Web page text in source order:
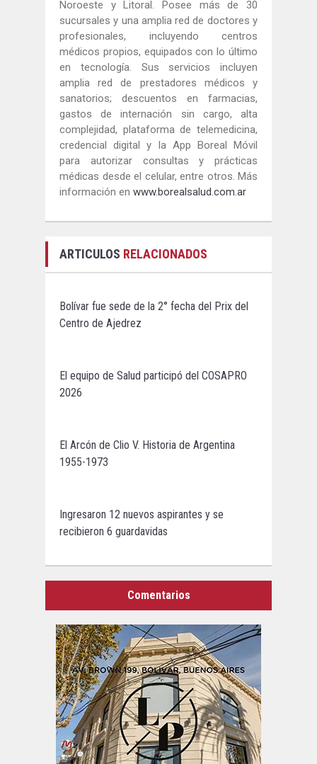
Noroeste y Litoral. Posee más de 30
sucursales y una amplia red de doctores y
profesionales, incluyendo centros
médicos propios, equipados con lo último
en tecnología. Sus servicios incluyen
amplia red de prestadores médicos y
sanatorios; descuentos en farmacias,
gastos de internación sin cargo, alta
complejidad, plataforma de telemedicina,
credencial digital y la App Boreal Móvil
para autorizar consultas y prácticas
médicas desde el celular, entre otros. Más
información en www.borealsalud.com.ar
ARTICULOS RELACIONADOS
Bolívar fue sede de la 2° fecha del Prix del
Centro de Ajedrez
El equipo de Salud participó del COSAPRO
2026
El Arcón de Clio V. Historia de Argentina
1955-1973
Ingresaron 12 nuevos aspirantes y se
recibieron 6 guardavidas
Comentarios